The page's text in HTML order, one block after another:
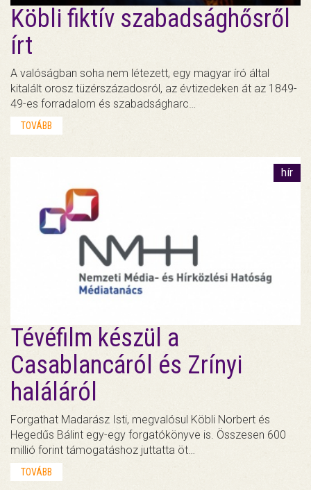
Köbli fiktív szabadsághősről
írt
A valóságban soha nem létezett, egy magyar író által
kitalált orosz tüzérszázadosról, az évtizedeken át az 1849-
49-es forradalom és szabadságharc…
TOVÁBB
hír
Tévéfilm készül a
Casablancáról és Zrínyi
haláláról
Forgathat Madarász Isti, megvalósul Köbli Norbert és
Hegedűs Bálint egy-egy forgatókönyve is. Összesen 600
millió forint támogatáshoz juttatta öt…
TOVÁBB